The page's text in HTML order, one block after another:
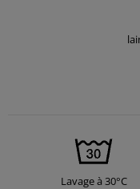
Lavage à 30°C